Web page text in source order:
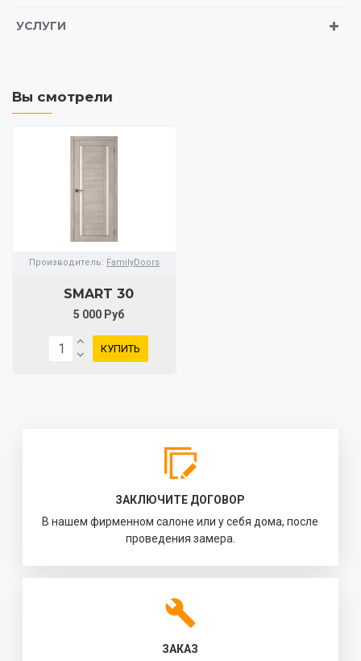
УСЛУГИ
Вы смотрели
Производитель: FamilyDoors
SMART 30
5 000 Руб
КУПИТЬ
ЗАКЛЮЧИТЕ ДОГОВОР
В нашем фирменном салоне или у себя дома, после
проведения замера.
ЗАКАЗ